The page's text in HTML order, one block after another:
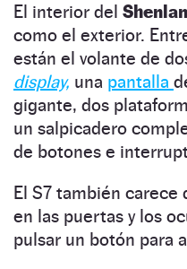
El interior del
como el exterior.
están el volante de
display, una pantalla
gigante, dos
un salpicadero
de botones e
El S7 también carece
en las puertas y los
pulsar un botón para